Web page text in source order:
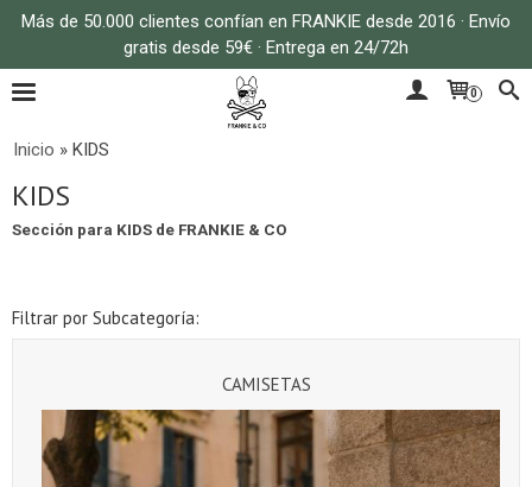
Más de 50.000 clientes confían en FRANKIE desde 2016 · Envío
gratis desde 59€ · Entrega en 24/72h
0
Inicio » KIDS
KIDS
Sección para KIDS de FRANKIE & CO
Filtrar por Subcategoría:
CAMISETAS